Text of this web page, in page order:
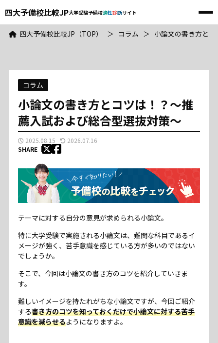
四大予備校比較JP大学受験予備校適性診断サイト メ
ニ
ュ
四大予備校比較JP
河合塾
東進
駿台
武田塾
コラム
お問い合わせ
サイトマップ
四大予備校比較JP（TOP） ＞ コラム ＞ 小論文の書き方と
コラム
小論文の書き方とコツは！？～推
薦入試および総合型選抜対策～
2025.08.15
2026.07.16
SHARE
テーマに対する自分の意見が求められる小論文。
特に大学受験で実施される小論文は、難関な科目であるイ
メージが強く、苦手意識を感じている方が多いのではない
でしょうか。
そこで、今回は小論文の書き方のコツを紹介していきま
す。
難しいイメージを持たれがちな小論文ですが、今回ご紹介
する書き方のコツを知っておくだけで小論文に対する苦手
意識を減らせるようになりますよ。